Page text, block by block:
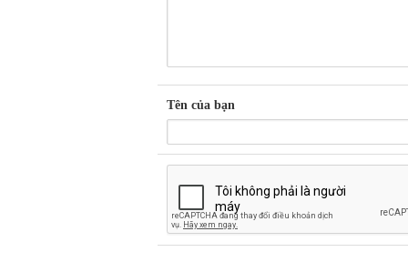
Tên của bạn